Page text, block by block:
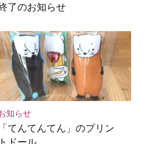
了のお知らせ
知らせ
「てんてんてん」のプリン
トドール